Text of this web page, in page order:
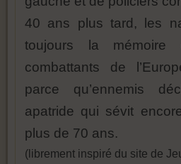
40 ans plus tard, les
toujours la mémoire
combattants de
parce qu’ennemis
apatride qui sévit
plus de 70 ans.
(librement inspiré du site de